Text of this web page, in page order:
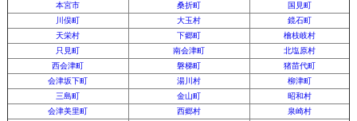
本宮市
桑折町
国見町
川俣町
大玉村
鏡石町
天栄村
下郷町
檜枝岐村
只見町
南会津町
北塩原村
西会津町
磐梯町
猪苗代町
会津坂下町
湯川村
柳津町
三島町
金山町
昭和村
会津美里町
西郷村
泉崎村